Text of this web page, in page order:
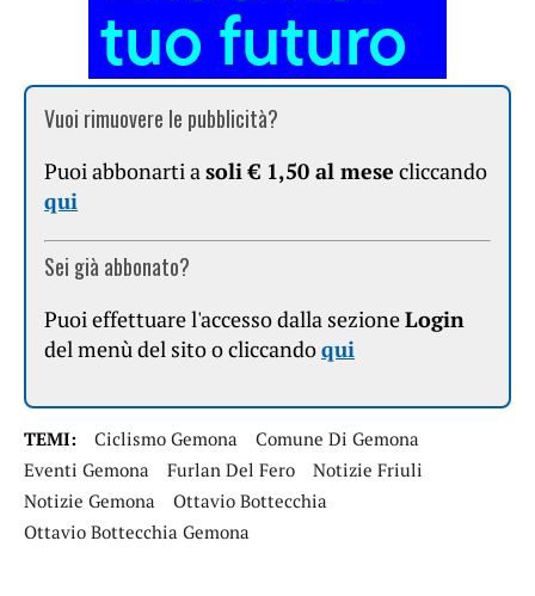
Vuoi rimuovere le pubblicità?
Puoi abbonarti asoli € 1,50 al mese cliccando
qui
Sei già abbonato?
Puoi effettuare l'accesso dalla sezioneLogin
del menù del sito o cliccandoqui
TEMI: Ciclismo Gemona
Comune Di Gemona
Eventi Gemona
Furlan Del Fero
Notizie Friuli
Notizie Gemona
Ottavio Bottecchia
Ottavio Bottecchia Gemona